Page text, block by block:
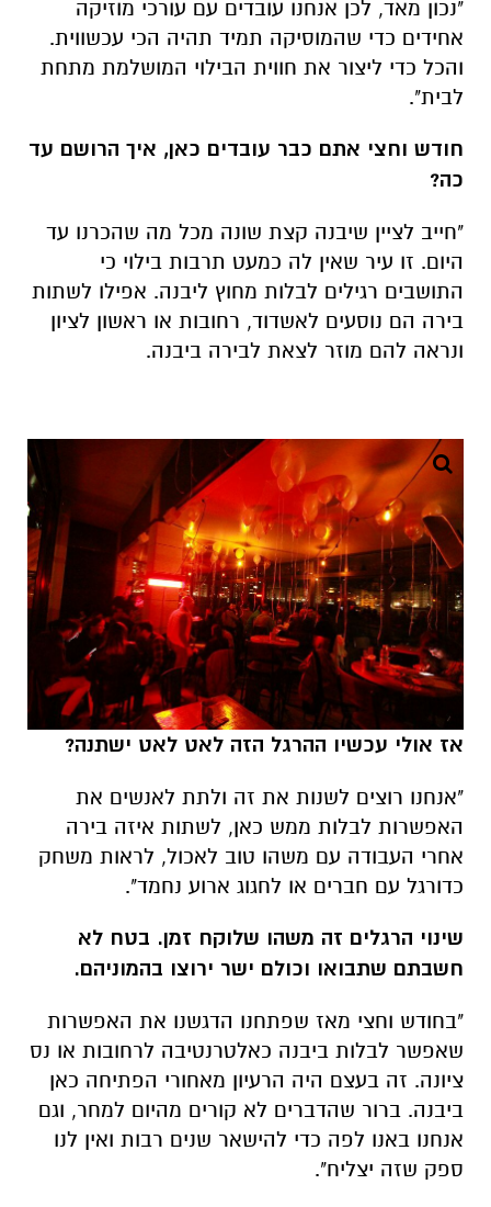
"נכון מאד, לכן אנחנו עובדים עם עורכי מוזיקה
אחידים כדי שהמוסיקה תמיד תהיה הכי עכשווית.
והכל כדי ליצור את חווית הבילוי המושלמת מתחת
לבית".
חודש וחצי אתם כבר עובדים כאן, איך הרושם עד
כה?
"חייב לציין שיבנה קצת שונה מכל מה שהכרנו עד
היום. זו עיר שאין לה כמעט תרבות בילוי כי
התושבים רגילים לבלות מחוץ ליבנה. אפילו לשתות
בירה הם נוסעים לאשדוד, רחובות או ראשון לציון
ונראה להם מוזר לצאת לבירה ביבנה.
אז אולי עכשיו ההרגל הזה לאט לאט ישתנה?
"אנחנו רוצים לשנות את זה ולתת לאנשים את
האפשרות לבלות ממש כאן, לשתות איזה בירה
אחרי העבודה עם משהו טוב לאכול, לראות משחק
כדורגל עם חברים או לחגוג ארוע נחמד".
שינוי הרגלים זה משהו שלוקח זמן. בטח לא
חשבתם שתבואו וכולם ישר ירוצו בהמוניהם.
"בחודש וחצי מאז שפתחנו הדגשנו את האפשרות
שאפשר לבלות ביבנה כאלטרנטיבה לרחובות או נס
ציונה. זה בעצם היה הרעיון מאחורי הפתיחה כאן
ביבנה. ברור שהדברים לא קורים מהיום למחר, וגם
אנחנו באנו לפה כדי להישאר שנים רבות ואין לנו
ספק שזה יצליח".